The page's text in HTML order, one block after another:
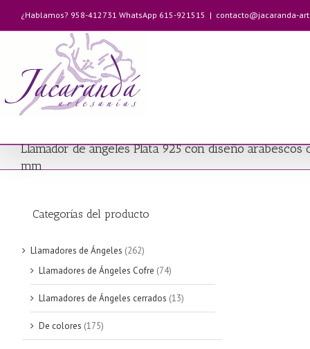
contenido
¿Hablamos? 958-412731 WhatsApp 615-921515 | contacto@jacaranda-
Llamador de ángeles Plata 925 con diseño arabescos
mm
Categorías del producto
Llamadores de Ángeles (262)
Llamadores de Ángeles Cofre (74)
Llamadores de Ángeles cerrados (13)
De colores (175)